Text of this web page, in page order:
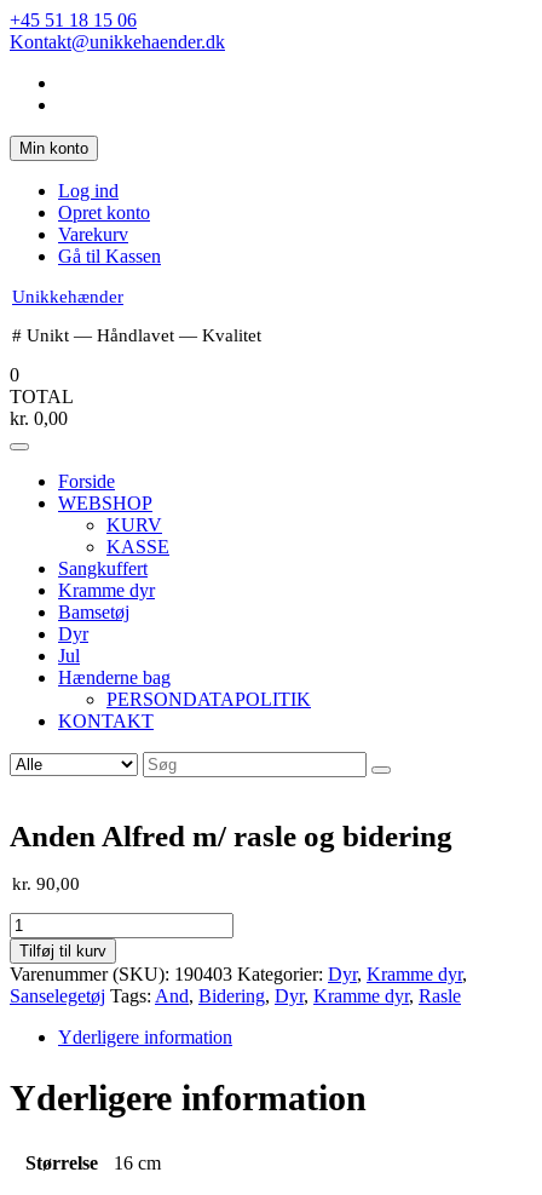
Spring
til
+45 51 18 15 06
Kontakt@unikkehaender.dk
Min konto
Log ind
Opret konto
Varekurv
Gå til Kassen
Unikkehænder
# Unikt — Håndlavet — Kvalitet
0
TOTAL
kr. 0,00
Forside
WEBSHOP
KURV
KASSE
Sangkuffert
Kramme dyr
Bamsetøj
Dyr
Jul
Hænderne bag
PERSONDATAPOLITIK
KONTAKT
Søg
efter:
Anden Alfred m/ rasle og bidering
kr. 90,00
Anden
Alfred
m/
rasle
og
bidering
Tilføj til kurv
Varenummer (SKU): 190403 Kategorier: Dyr, Kramme dyr,
Sanselegetøj Tags: And, Bidering, Dyr, Kramme dyr, Rasle
Yderligere information
Yderligere information
Størrelse 16 cm